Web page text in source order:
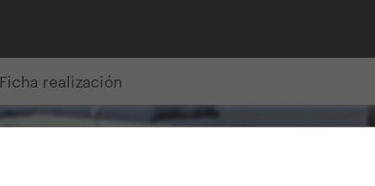
Ficha realización